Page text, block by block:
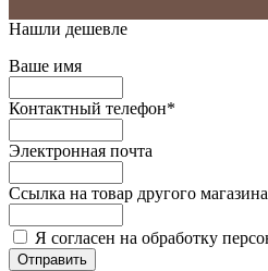
Нашли дешевле
Ваше имя
Контактный телефон*
Электронная почта
Ссылка на товар другого магазина
Я согласен на обработку